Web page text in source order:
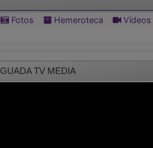
Fotos Hemeroteca Vídeos
GUADA TV MEDIA